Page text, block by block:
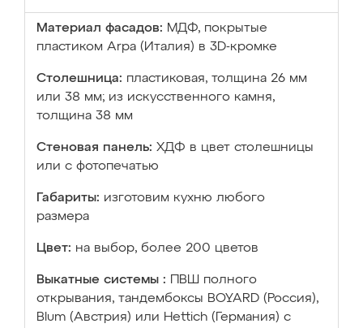
Материал фасадов: МДФ, покрытые
пластиком Arpa (Италия) в 3D-кромке
Столешница: пластиковая, толщина 26 мм
или 38 мм; из искусственного камня,
толщина 38 мм
Стеновая панель: ХДФ в цвет столешницы
или с фотопечатью
Габариты: изготовим кухню любого
размера
Цвет: на выбор, более 200 цветов
Выкатные системы :
ПВШ полного
открывания, тандембоксы BOYARD (Россия),
Blum (Австрия) или Hettich (Германия) с